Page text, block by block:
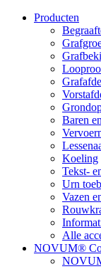
Producten
Baren
Koeling
Tekst-
Urn
Vazen
Alle
NOVUM®